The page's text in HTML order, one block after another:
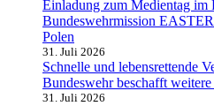
Einladung zum Medientag im
Bundeswehrmission
Polen
31. Juli 2026
Schnelle und lebensrettende
Bundeswehr beschafft
31. Juli 2026